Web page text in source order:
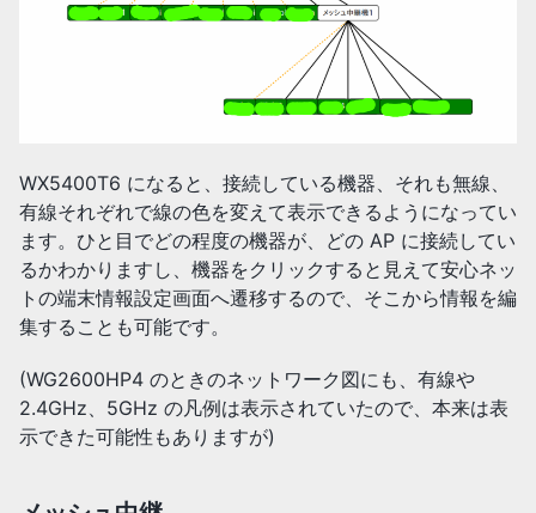
WX5400T6 になると、接続している機器、それも無線、
有線それぞれで線の色を変えて表示できるようになってい
ます。ひと目でどの程度の機器が、どの AP に接続してい
るかわかりますし、機器をクリックすると見えて安心ネッ
トの端末情報設定画面へ遷移するので、そこから情報を編
集することも可能です。
(WG2600HP4 のときのネットワーク図にも、有線や
2.4GHz、5GHz の凡例は表示されていたので、本来は表
示できた可能性もありますが)